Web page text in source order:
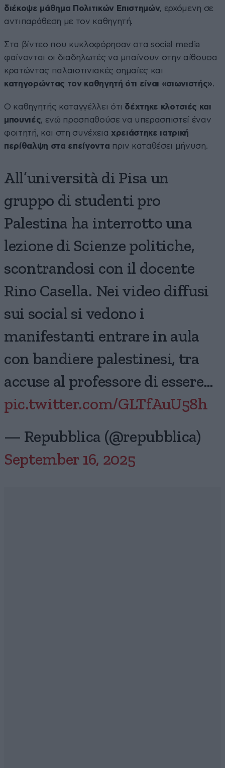
διέκοψε μάθημα Πολιτικών Επιστημών, ερχόμενη σε
αντιπαράθεση με τον καθηγητή.
Στα βίντεο που κυκλοφόρησαν στα social media
φαίνονται οι διαδηλωτές να μπαίνουν στην αίθουσα
κρατώντας παλαιστινιακές σημαίες και
κατηγορώντας τον καθηγητή ότι είναι «σιωνιστής».
Ο καθηγητής καταγγέλλει ότι δέχτηκε κλοτσιές και
μπουνιές, ενώ προσπαθούσε να υπερασπιστεί έναν
φοιτητή, και στη συνέχεια χρειάστηκε ιατρική
περίθαλψη στα επείγοντα πριν καταθέσει μήνυση.
All’università di Pisa un
gruppo di studenti pro
Palestina ha interrotto una
lezione di Scienze politiche,
scontrandosi con il docente
Rino Casella. Nei video diffusi
sui social si vedono i
manifestanti entrare in aula
con bandiere palestinesi, tra
accuse al professore di essere…
pic.twitter.com/GLTfAuU58h
— Repubblica (@repubblica)
September 16, 2025